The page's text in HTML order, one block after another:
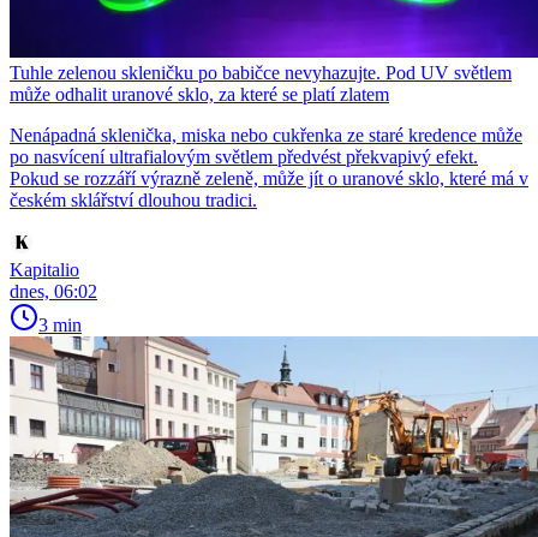
Tuhle zelenou skleničku po babičce nevyhazujte. Pod UV světlem
může odhalit uranové sklo, za které se platí zlatem
Nenápadná sklenička, miska nebo cukřenka ze staré kredence může
po nasvícení ultrafialovým světlem předvést překvapivý efekt.
Pokud se rozzáří výrazně zeleně, může jít o uranové sklo, které má v
českém sklářství dlouhou tradici.
Kapitalio
dnes, 06:02
3 min